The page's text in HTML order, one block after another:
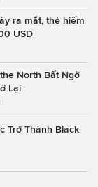
ra mắt, thẻ hiếm
USD
North Bất Ngờ
Lại
Trở Thành Black